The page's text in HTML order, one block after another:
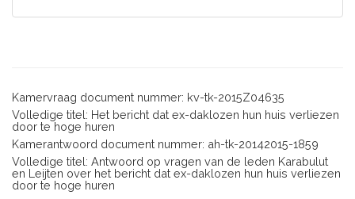
Kamervraag document nummer: kv-tk-2015Z04635
Volledige titel: Het bericht dat ex-daklozen hun huis verliezen
door te hoge huren
Kamerantwoord document nummer: ah-tk-20142015-1859
Volledige titel: Antwoord op vragen van de leden Karabulut
en Leijten over het bericht dat ex-daklozen hun huis verliezen
door te hoge huren